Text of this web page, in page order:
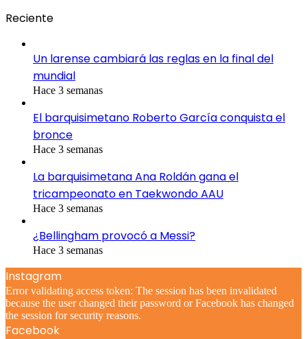
Reciente
Un larense cambiará las reglas en la final del
mundial
Hace 3 semanas
El barquisimetano Roberto García conquista el
bronce
Hace 3 semanas
La barquisimetana Ana Roldán gana el
tricampeonato en Taekwondo AAU
Hace 3 semanas
¿Bellingham provocó a Messi?
Hace 3 semanas
Instagram
Error validating access token: The session has been invalidated
because the user changed their password or Facebook has changed
the session for security reasons.
Facebook